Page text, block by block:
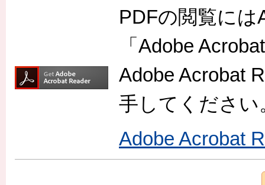
PDFの閲覧に
「Adobe
Adobe Acrobat
手してください
Adobe Acrobat